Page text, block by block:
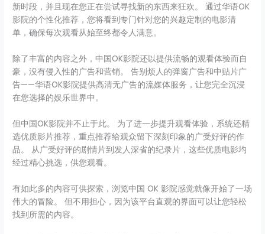
新时段，并且现在您正在尝试寻找新的东西来狂欢。 通过华语OK
影院的个性化推荐，您将看到专门针对您的兴趣定制的电影清
单，确保每次观看从始至终都令人满意。
除了丰富的内容之外，中国OK影院还以提供流畅的观看体验而自
豪，没有侵入性的广告和营销。 告别烦人的弹窗广告和中贴片广
告——华语OK影院提供高清无广告的流媒体服务，让您完全沉浸
在您选择的娱乐世界中。
但中国OK影院并不止于此。 为了进一步提升观看体验，系统还精
选优质影片推荐，重点推荐给观众留下深刻印象的广受好评的作
品。 从广受好评的剧情片到发人深省的纪录片，这些优质电影均
经过精心挑选，供您观看。
有如此多的内容可供探索，浏览中国 OK 影院感觉就像开始了一场
伟大的冒险。 但不用担心，因为该平台直观的界面可以让您轻松
找到所需的内容。